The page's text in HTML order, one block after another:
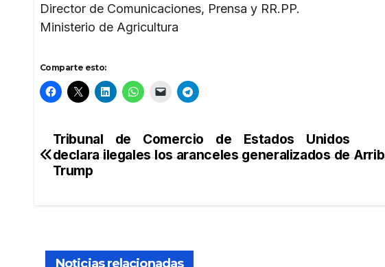
Director de Comunicaciones, Prensa y RR.PP.
Ministerio de Agricultura
Comparte esto:
Navegación
de
Tribunal de Comercio de Estados Unidos
declara ilegales los aranceles generalizados de
Trump
Noticias relacionadas